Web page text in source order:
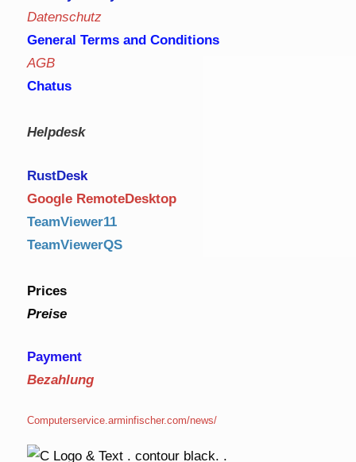
Datenschutz
General Terms and Conditions
AGB
Chatus
Helpdesk
RustDesk
Google RemoteDesktop
TeamViewer11
TeamViewerQS
Prices
Preise
Payment
Bezahlung
Computerservice.arminfischer.com/news/